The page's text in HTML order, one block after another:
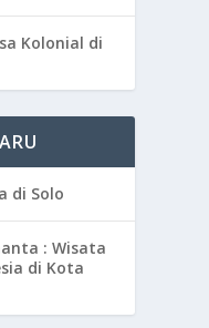
Kolonial di
di Solo
: Wisata
di Kota